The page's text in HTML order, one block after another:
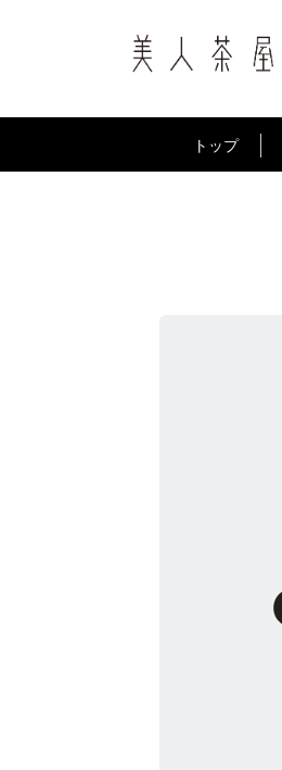
トップ